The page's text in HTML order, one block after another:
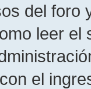
del foro
leer el
el